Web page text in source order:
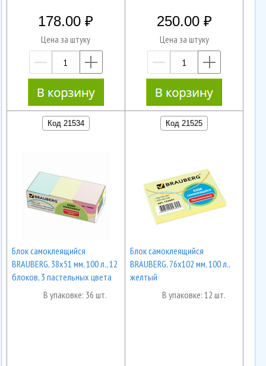
178.00
Цена за штуку
—
250.00
Цена за штуку
—
Код 21534
Блок самоклеящийся
BRAUBERG, 38х51 мм, 100 л., 12
блоков, 3 пастельных цвета
В упаковке: 36 шт.
Код 21525
Блок самоклеящийся
BRAUBERG, 76х102 мм, 100 л.,
желтый
В упаковке: 12 шт.